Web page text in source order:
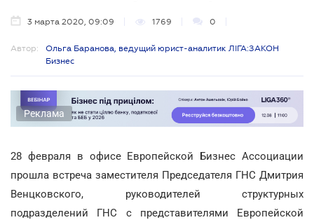
3 марта 2020, 09:09 1769 0
Автор:
Ольга Баранова, ведущий юрист-аналитик ЛІГА:ЗАКОН
Бизнес
Реклама
28 февраля в офисе Европейской Бизнес Ассоциации
прошла встреча заместителя Председателя ГНС Дмитрия
Венцковского, руководителей структурных
подразделений ГНС с представителями Европейской